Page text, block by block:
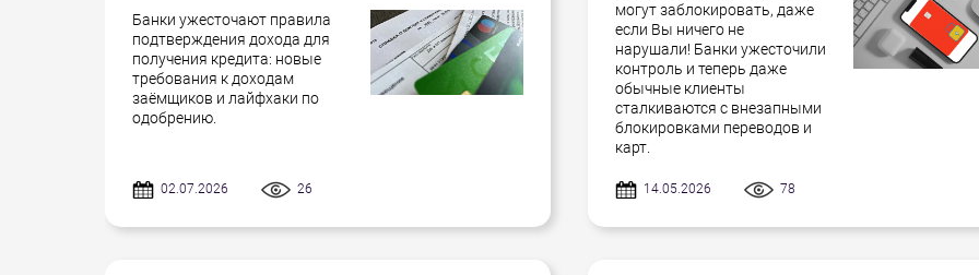
Банки ужесточают правила
подтверждения дохода для
получения кредита: новые
требования к доходам
заёмщиков и лайфхаки по
одобрению.
02.07.2026 26
могут заблокировать, даже
если Вы ничего не
нарушали! Банки ужесточили
контроль и теперь даже
обычные клиенты
сталкиваются с внезапными
блокировками переводов и
карт.
14.05.2026 78